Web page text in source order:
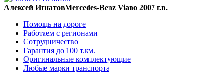
Алексей ИгнатовMercedes-Benz Viano 2007 г.в.
Помощь на дороге
Работаем с регионами
Сотрудничество
Гарантия до 100 т.км.
Оригинальные комплектующие
Любые марки транспорта